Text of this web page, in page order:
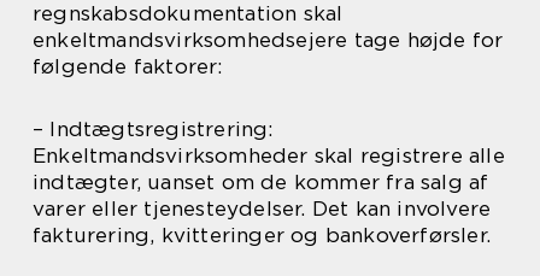
regnskabsdokumentation skal
enkeltmandsvirksomhedsejere tage højde for
følgende faktorer:
– Indtægtsregistrering:
Enkeltmandsvirksomheder skal registrere alle
indtægter, uanset om de kommer fra salg af
varer eller tjenesteydelser. Det kan involvere
fakturering, kvitteringer og bankoverførsler.